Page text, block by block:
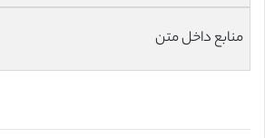
منابع داخل متن